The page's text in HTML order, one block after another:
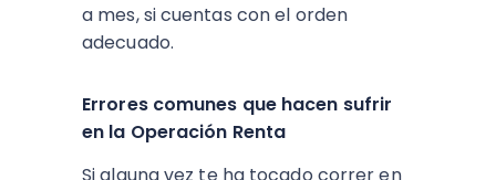
a mes, si cuentas con el orden
adecuado.
Errores comunes que hacen sufrir
en la Operación Renta